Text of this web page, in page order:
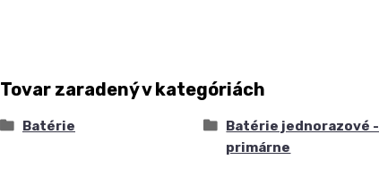
Tovar zaradený v kategóriách
Batérie
Batérie jednorazové -
primárne